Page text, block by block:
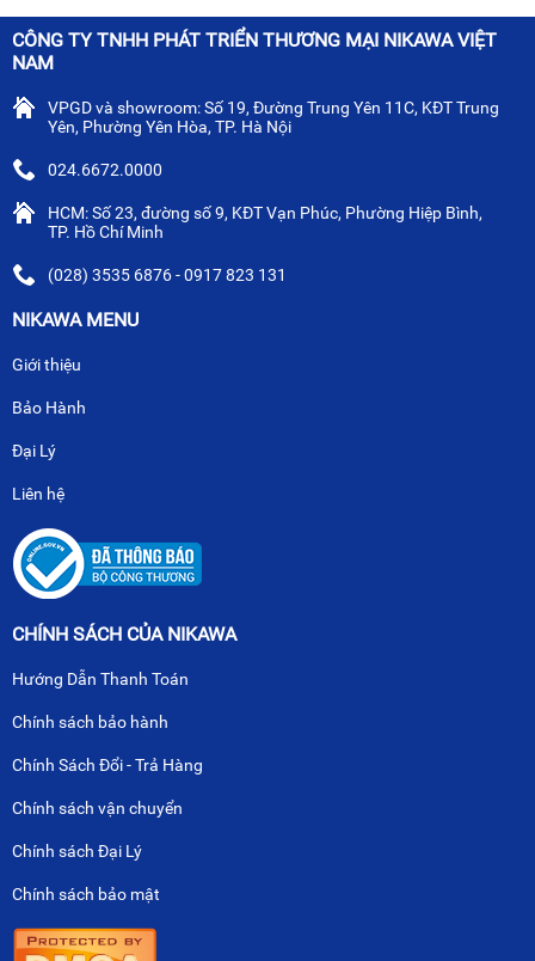
CÔNG TY TNHH PHÁT TRIỂN THƯƠNG MẠI NIKAWA VIỆT
NAM
VPGD và showroom: Số 19, Đường Trung Yên 11C, KĐT Trung
Yên, Phường Yên Hòa, TP. Hà Nội
024.6672.0000
HCM: Số 23, đường số 9, KĐT Vạn Phúc, Phường Hiệp Bình,
TP. Hồ Chí Minh
(028) 3535 6876 - 0917 823 131
NIKAWA MENU
Giới thiệu
Bảo Hành
Đại Lý
Liên hệ
CHÍNH SÁCH CỦA NIKAWA
Hướng Dẫn Thanh Toán
Chính sách bảo hành
Chính Sách Đổi - Trả Hàng
Chính sách vận chuyển
Chính sách Đại Lý
Chính sách bảo mật